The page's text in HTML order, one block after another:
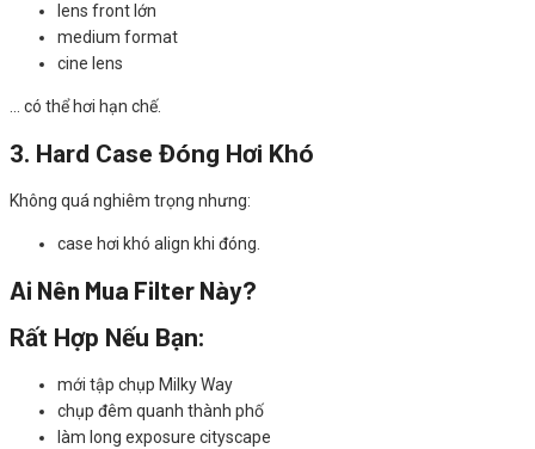
lens front lớn
medium format
cine lens
… có thể hơi hạn chế.
3. Hard Case Đóng Hơi Khó
Không quá nghiêm trọng nhưng:
case hơi khó align khi đóng.
Ai Nên Mua Filter Này?
Rất Hợp Nếu Bạn:
mới tập chụp Milky Way
chụp đêm quanh thành phố
làm long exposure cityscape